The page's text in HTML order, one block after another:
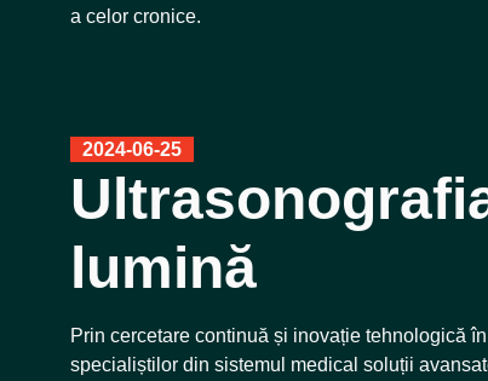
a celor cronice.
2024-06-25
lumină
Prin cercetare continuă și inovație tehnologică
specialiștilor din sistemul medical soluții